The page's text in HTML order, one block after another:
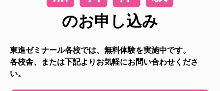
のお申し込み
東進ゼミナール各校では、無料体験を実施中です。
各校舎、または下記よりお気軽にお問い合わせくださ
い。